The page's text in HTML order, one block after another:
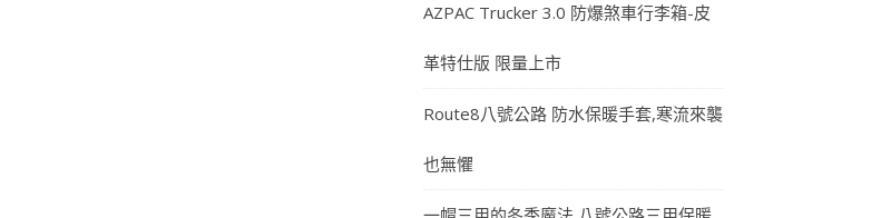
AZPAC Trucker 3.0 防爆煞車行李箱-皮
革特仕版 限量上市
Route8八號公路 防水保暖手套,寒流來襲
也無懼